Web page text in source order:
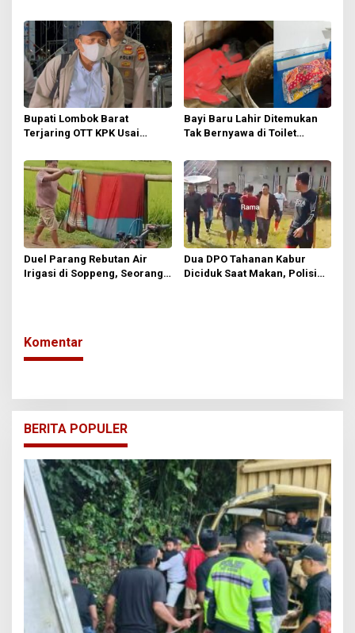
Jabatan
Arena Sabung Ayam
Bupati Lombok Barat
Terjaring OTT KPK Usai
Kantor Langsung Disegel
Bayi Baru Lahir Ditemukan
Tak Bernyawa di Toilet
Sejumlah Fakta Penting
Duel Parang Rebutan Air
Irigasi di Soppeng, Seorang
Dua DPO Tahanan Kabur
Diciduk Saat Makan, Polisi
Komentar
BERITA POPULER